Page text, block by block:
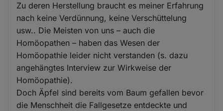
Zu deren Herstellung braucht es meiner Erfahrung
nach keine Verdünnung, keine Verschüttelung
usw.. Die Meisten von uns – auch die
Homöopathen – haben das Wesen der
Homöopathie leider nicht verstanden (s. dazu
angehängtes Interview zur Wirkweise der
Homöopathie).
Doch Äpfel sind bereits vom Baum gefallen bevor
die Menschheit die Fallgesetze entdeckte und